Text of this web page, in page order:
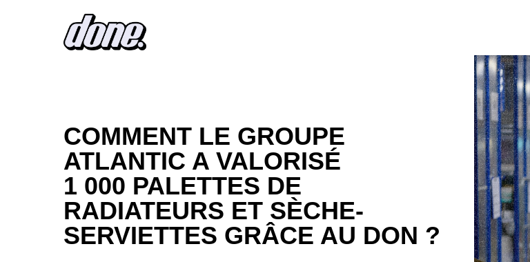
COMMENT LE GROUPE
ATLANTIC A VALORISÉ
1 000 PALETTES DE
RADIATEURS ET SÈCHE-
SERVIETTES GRÂCE AU DON ?